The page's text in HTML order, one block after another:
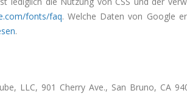
fonts/faq. Welche Daten von Google
.
LLC, 901 Cherry Ave., San Bruno, CA